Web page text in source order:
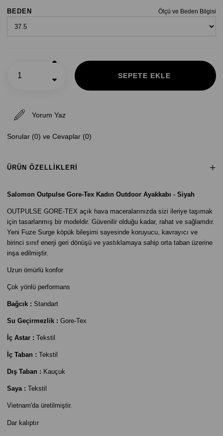
Ölçü ve Beden Bilgisi
BEDEN
Yorum Yaz
Sorular (0) ve Cevaplar (0)
ÜRÜN ÖZELLIKLERI
Salomon Outpulse Gore-Tex Kadın Outdoor Ayakkabı - Siyah
OUTPULSE GORE-TEX açık hava maceralarınızda sizi ileriye taşımak
için tasarlanmış bir modeldir. Güvenilir olduğu kadar, rahat ve sağlamdır.
Yeni Fuze Surge köpük bileşimi sayesinde koruyucu, kavrayıcı ve
birinci sınıf enerji geri dönüşü ve yastıklamaya sahip orta taban üzerine
inşa edilmiştir.
Uzun ömürlü konfor
Çok yönlü performans
Bağcık : Standart
Su Geçirmezlik : Gore-Tex
İç Astar : Tekstil
İç Taban : Tekstil
Dış Taban : Kauçuk
Saya : Tekstil
Vietnam'da üretilmiştir.
Dar kalıptır